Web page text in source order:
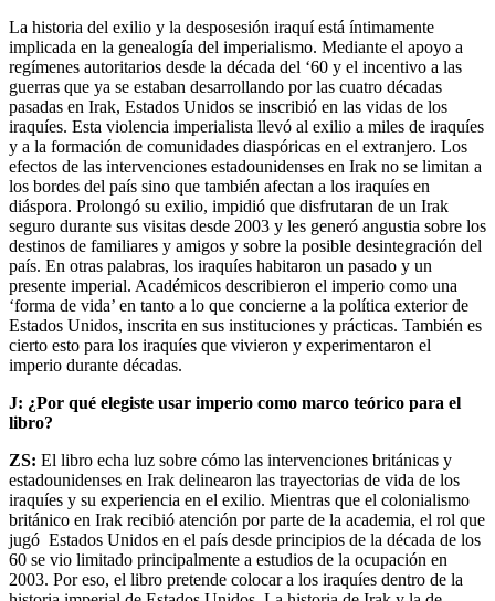
La historia del exilio y la desposesión iraquí está íntimamente
implicada en la genealogía del imperialismo. Mediante el apoyo a
regímenes autoritarios desde la década del ‘60 y el incentivo a las
guerras que ya se estaban desarrollando por las cuatro décadas
pasadas en Irak, Estados Unidos se inscribió en las vidas de los
iraquíes. Esta violencia imperialista llevó al exilio a miles de iraquíes
y a la formación de comunidades diaspóricas en el extranjero. Los
efectos de las intervenciones estadounidenses en Irak no se limitan a
los bordes del país sino que también afectan a los iraquíes en
diáspora. Prolongó su exilio, impidió que disfrutaran de un Irak
seguro durante sus visitas desde 2003 y les generó angustia sobre los
destinos de familiares y amigos y sobre la posible desintegración del
país. En otras palabras, los iraquíes habitaron un pasado y un
presente imperial. Académicos describieron el imperio como una
‘forma de vida’ en tanto a lo que concierne a la política exterior de
Estados Unidos, inscrita en sus instituciones y prácticas. También es
cierto esto para los iraquíes que vivieron y experimentaron el
imperio durante décadas.
J: ¿Por qué elegiste usar imperio como marco teórico para el
libro?
ZS: El libro echa luz sobre cómo las intervenciones británicas y
estadounidenses en Irak delinearon las trayectorias de vida de los
iraquíes y su experiencia en el exilio. Mientras que el colonialismo
británico en Irak recibió atención por parte de la academia, el rol que
jugó Estados Unidos en el país desde principios de la década de los
60 se vio limitado principalmente a estudios de la ocupación en
2003. Por eso, el libro pretende colocar a los iraquíes dentro de la